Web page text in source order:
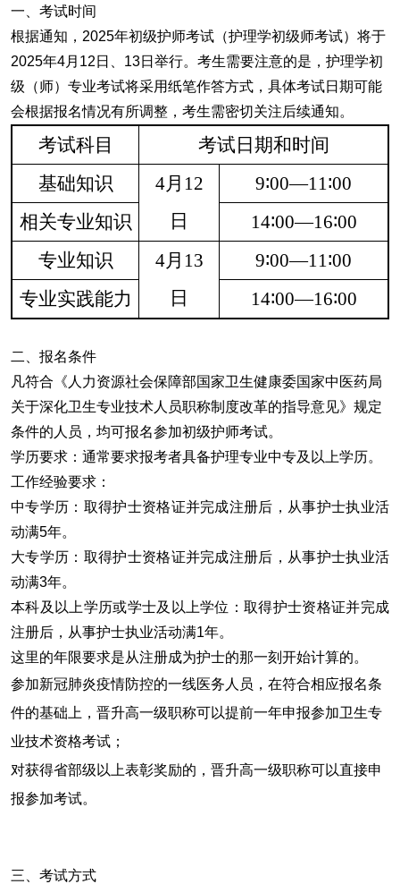
一、考试时间
根据通知，2025年初级护师考试（护理学初级师考试）将于
2025年4月12日、13日举行。考生需要注意的是，护理学初
级（师）专业考试将采用纸笔作答方式，具体考试日期可能
会根据报名情况有所调整，考生需密切关注后续通知。
考试科目
考试日期和时间
基础知识
4月 12
日
9∶00—11 ∶00
相关专业知识
14∶00—16∶00
专业知识
4月 13
日
9∶00—11 ∶00
专业实践能力
14∶00—16∶00
二、报名条件
凡符合《人力资源社会保障部国家卫生健康委国家中医药局
关于深化卫生专业技术人员职称制度改革的指导意见》规定
条件的人员，均可报名参加初级护师考试。
学历要求 ‌：通常要求报考者具备护理专业中专及以上学历。
工作经验要求 ‌：
中专学历：取得护士资格证并完成注册后，从事护士执业活
动满5年。
大专学历：取得护士资格证并完成注册后，从事护士执业活
动满3年。
本科及以上学历或学士及以上学位：取得护士资格证并完成
注册后，从事护士执业活动满1年。
这里的年限要求是从注册成为护士的那一刻开始计算的。
参加新冠肺炎疫情防控的一线医务人员，在符合相应报名条
件的基础上，晋升高一级职称可以提前一年申报参加卫生专
业技术资格考试；
对获得省部级以上表彰奖励的，晋升高一级职称可以直接申
报参加考试。
三、考试方式